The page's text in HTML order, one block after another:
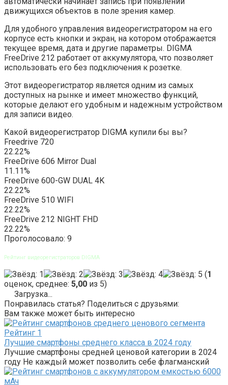
движущихся объектов в поле зрения камер.
Для удобного управления видеорегистратором на его
корпусе есть кнопки и экран, на котором отображается
текущее время, дата и другие параметры. DIGMA
FreeDrive 212 работает от аккумулятора, что позволяет
использовать его без подключения к розетке.
Этот видеорегистратор является одним из самых
доступных на рынке и имеет множество функций,
которые делают его удобным и надежным устройством
для записи видео.
Какой видеорегистратор DIGMA купили бы вы?
Freedrive 720
22.22%
FreeDrive 606 Mirror Dual
11.11%
FreeDrive 600-GW DUAL 4K
22.22%
FreeDrive 510 WIFI
22.22%
FreeDrive 212 NIGHT FHD
22.22%
Проголосовало: 9
Рейтинг видеорегистраторов DIGMA
(1
оценок, среднее: 5,00 из 5)
Загрузка...
Понравилась статья? Поделиться с друзьями:
Вам также может быть интересно
Рейтинг 1
Лучшие смартфоны среднего класса в 2024 году
Лучшие смартфоны средней ценовой категории в 2024
году Не каждый может позволить себе флагманский